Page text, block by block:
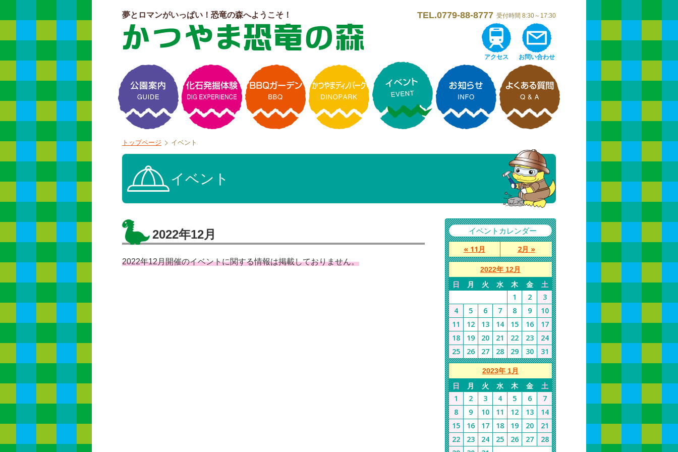
夢とロマンがいっぱい！恐竜の森へようこそ！ TEL.0779-88-8777 受付時間 8:30～17:30
アクセス お問い合わせ
トップページ イベント
イベント
2022年12月
2022年12月開催のイベントに関する情報は掲載しておりません。
イベントカレンダー
« 11月 2月 »
2022年 12月
日
月 火 水 木 金 土
1 2
3
4
5 6 7 8 9
10
11
12 13 14 15 16
17
18
19 20 21 22 23
24
25
26 27 28 29 30 31
2023年 1月
日
月 火 水 木 金 土
1 2 3 4 5 6
7
8
9 10 11 12 13
14
15
16 17 18 19 20
21
22
23 24 25 26 27
28